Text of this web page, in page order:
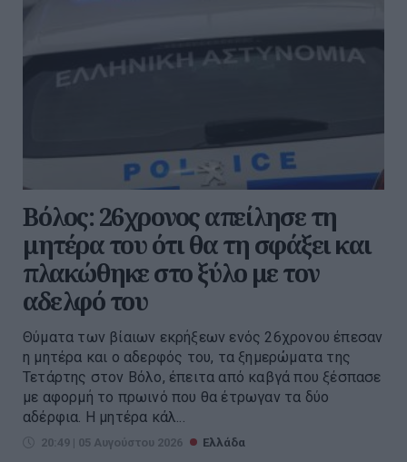
Βόλος: 26χρονος απείλησε τη
μητέρα του ότι θα τη σφάξει και
πλακώθηκε στο ξύλο με τον
αδελφό του
Θύματα των βίαιων εκρήξεων ενός 26χρονου έπεσαν
η μητέρα και ο αδερφός του, τα ξημερώματα της
Τετάρτης στον Βόλο, έπειτα από καβγά που ξέσπασε
με αφορμή το πρωινό που θα έτρωγαν τα δύο
αδέρφια. Η μητέρα κάλ...
20:49 | 05 Αυγούστου 2026 Ελλάδα